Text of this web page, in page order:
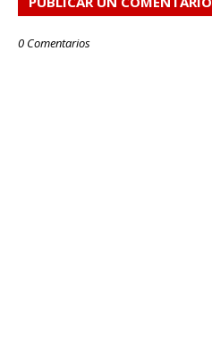
0 Comentarios